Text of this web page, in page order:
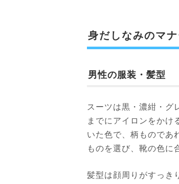
身だしなみのマ
男性の服装・髪型
スーツは黒・濃紺・グ
までにアイロンをかけ
いた色で、柄ものであ
ものを選び、靴の色に
髪型は顔周りがすっき